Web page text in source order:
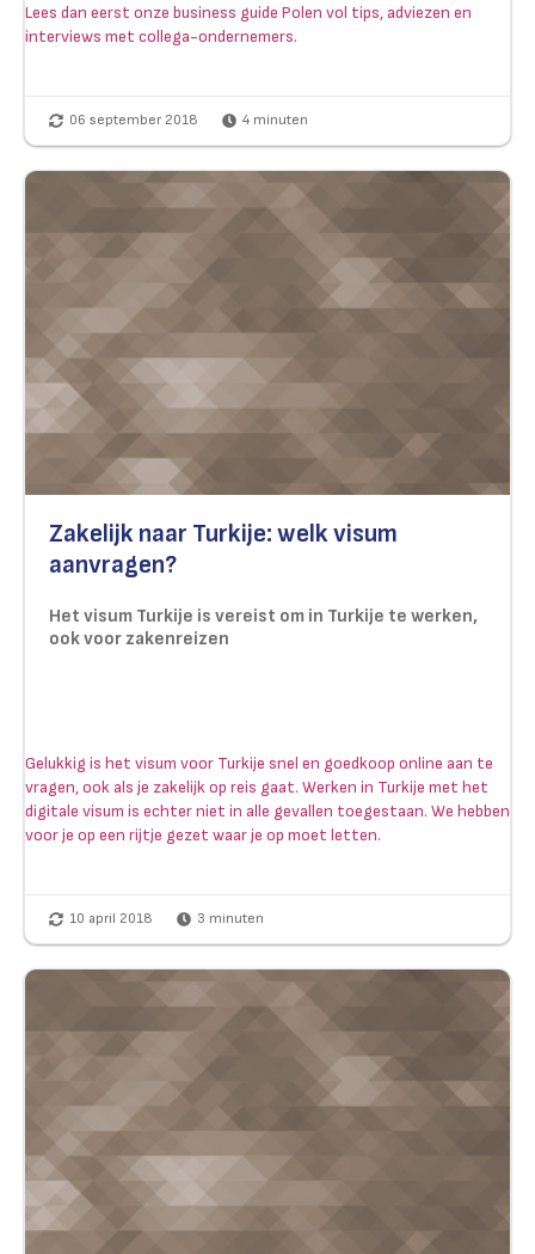
Lees dan eerst onze business guide Polen vol tips, adviezen en
interviews met collega-ondernemers.
06 september 2018 4 minuten
Zakelijk naar Turkije: welk visum
aanvragen?
Het visum Turkije is vereist om in Turkije te werken,
ook voor zakenreizen
Gelukkig is het visum voor Turkije snel en goedkoop online aan te
vragen, ook als je zakelijk op reis gaat. Werken in Turkije met het
digitale visum is echter niet in alle gevallen toegestaan. We hebben
voor je op een rijtje gezet waar je op moet letten.
10 april 2018 3 minuten